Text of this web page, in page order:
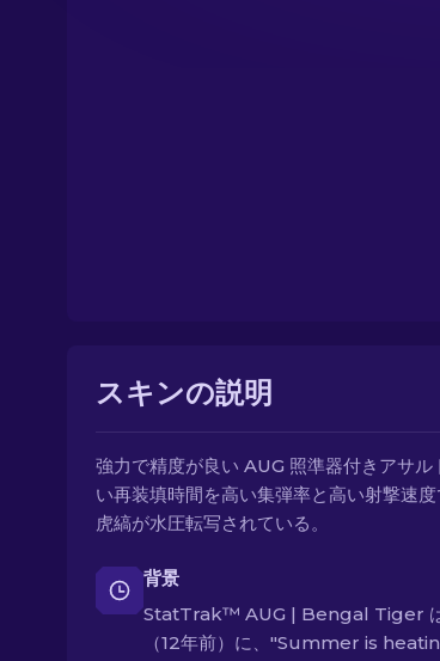
スキンの説明
強力で精度が良い AUG 照準器付きアサル
い再装填時間を高い集弾率と高い射撃速度
虎縞が水圧転写されている。
背景
StatTrak™ AUG | Bengal Tiger
（12年前）に、"Summer is